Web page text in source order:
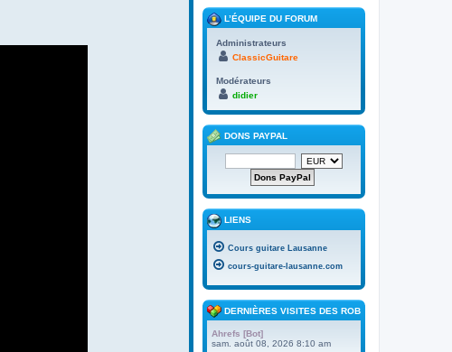
L’ÉQUIPE DU FORUM
Administrateurs
ClassicGuitare
Modérateurs
didier
DONS PAYPAL
LIENS
Cours guitare Lausanne
cours-guitare-lausanne.com
DERNIÈRES VISITES DES ROBOTS
Ahrefs [Bot]
sam. août 08, 2026 8:10 am